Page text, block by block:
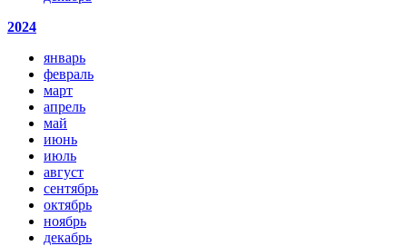
2024
январь
февраль
март
апрель
май
июнь
июль
август
сентябрь
октябрь
ноябрь
декабрь